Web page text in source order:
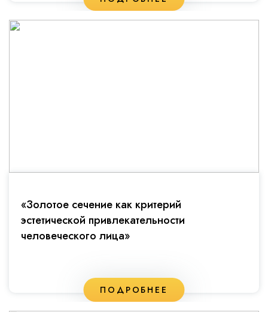
«Золотое сечение как критерий
эстетической привлекательности
человеческого лица»
ПОДРОБНЕЕ